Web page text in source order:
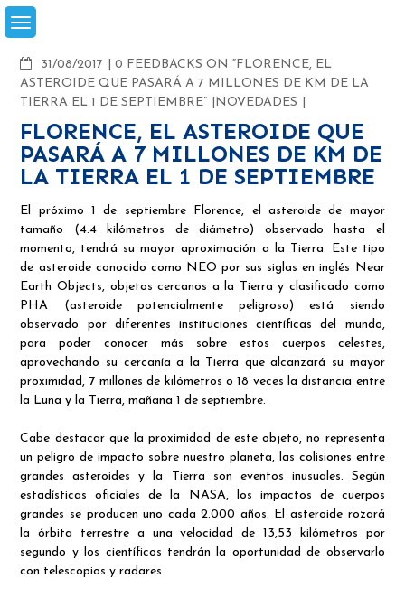
Skip
to
31/08/2017
COMMENTS
0 FEEDBACKS ON “FLORENCE, EL
ASTEROIDE QUE PASARÁ A 7 MILLONES DE KM DE LA
TIERRA EL 1 DE SEPTIEMBRE”
NOVEDADES
FLORENCE, EL ASTEROIDE QUE
PASARÁ A 7 MILLONES DE KM DE
LA TIERRA EL 1 DE SEPTIEMBRE
El próximo 1 de septiembre Florence, el asteroide de mayor
tamaño (4.4 kilómetros de diámetro) observado hasta el
momento, tendrá su mayor aproximación a la Tierra. Este tipo
de asteroide conocido como NEO por sus siglas en inglés Near
Earth Objects, objetos cercanos a la Tierra y clasificado como
PHA (asteroide potencialmente peligroso) está siendo
observado por diferentes instituciones científicas del mundo,
para poder conocer más sobre estos cuerpos celestes,
aprovechando su cercanía a la Tierra que alcanzará su mayor
proximidad, 7 millones de kilómetros o 18 veces la distancia entre
la Luna y la Tierra, mañana 1 de septiembre.
Cabe destacar que la proximidad de este objeto, no representa
un peligro de impacto sobre nuestro planeta, las colisiones entre
grandes asteroides y la Tierra son eventos inusuales. Según
estadísticas oficiales de la NASA, los impactos de cuerpos
grandes se producen uno cada 2.000 años. El asteroide rozará
la órbita terrestre a una velocidad de 13,53 kilómetros por
segundo y los científicos tendrán la oportunidad de observarlo
con telescopios y radares.